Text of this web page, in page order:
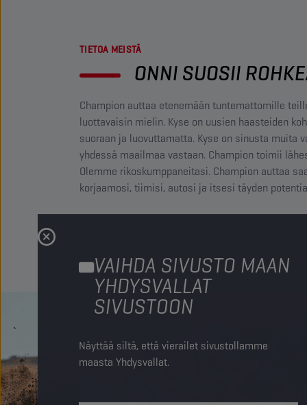
VAIHDA SIVUSTO MAAN
YHDYSVALLAT
SIVUSTOON
Näyttää siltä, että vierailet sivustollamme
maasta Yhdysvallat.
TIETOA MEISTÄ
ONNI SUOSII
Champion auttaa etenemään tuntemattomille
luottavaisin mielin. Kyse on uusien haasteiden
suoraan ja luovuttamatta. Kyse on sinusta muita
yhdessä maailmaa vastaan. Champion toimii
Olemme rikoskumppaneitasi. Champion auttaa
korjaamosi, tiimisi, autosi ja itsesi täyden